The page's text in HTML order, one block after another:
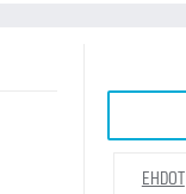
EHDOT